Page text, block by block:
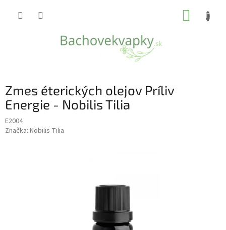
Zmes éterických olejov Príliv
Energie - Nobilis Tilia
E2004
Značka: Nobilis Tilia